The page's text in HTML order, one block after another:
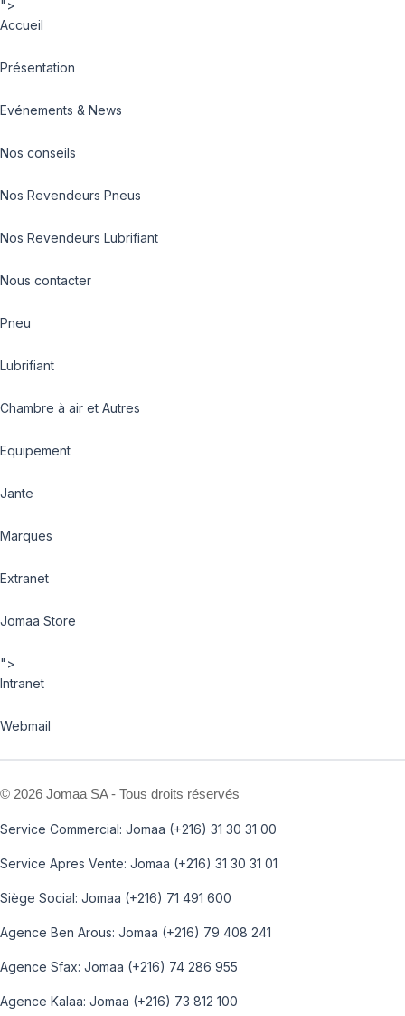
">
Accueil
Présentation
Evénements & News
Nos conseils
Nos Revendeurs Pneus
Nos Revendeurs Lubrifiant
Nous contacter
Pneu
Lubrifiant
Chambre à air et Autres
Equipement
Jante
Marques
Extranet
Jomaa Store
">
Intranet
Webmail
© 2026 Jomaa SA - Tous droits réservés
Service Commercial: Jomaa (+216) 31 30 31 00
Service Apres Vente: Jomaa (+216) 31 30 31 01
Siège Social: Jomaa (+216) 71 491 600
Agence Ben Arous: Jomaa (+216) 79 408 241
Agence Sfax: Jomaa (+216) 74 286 955
Agence Kalaa: Jomaa (+216) 73 812 100